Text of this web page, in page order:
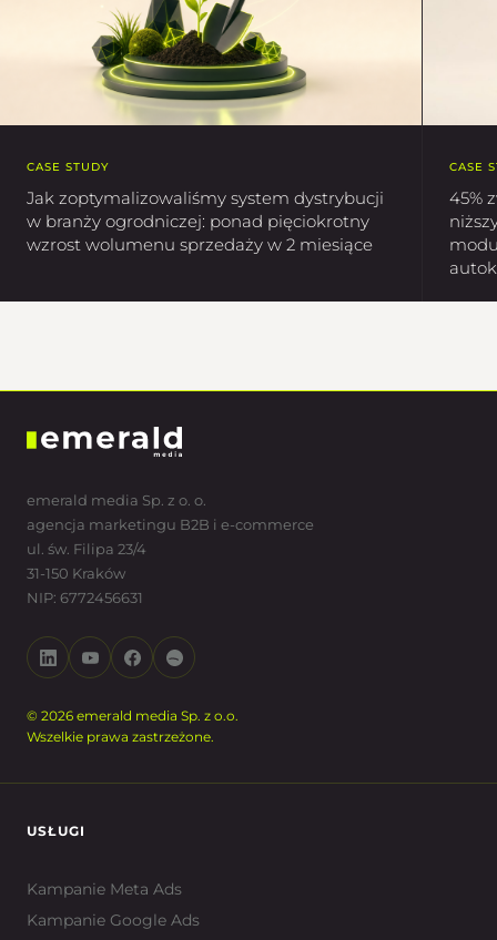
CASE STUDY
Jak zoptymalizowaliśmy system dystrybucji
w branży ogrodniczej: ponad pięciokrotny
wzrost wolumenu sprzedaży w 2 miesiące
CASE
45%
emerald media Sp. z o. o.
agencja marketingu B2B i e-commerce
ul. św. Filipa 23/4
31-150 Kraków
NIP: 6772456631
© 2026 emerald media Sp. z o.o.
Wszelkie prawa zastrzeżone.
USŁUGI
Kampanie Meta Ads
Kampanie Google Ads